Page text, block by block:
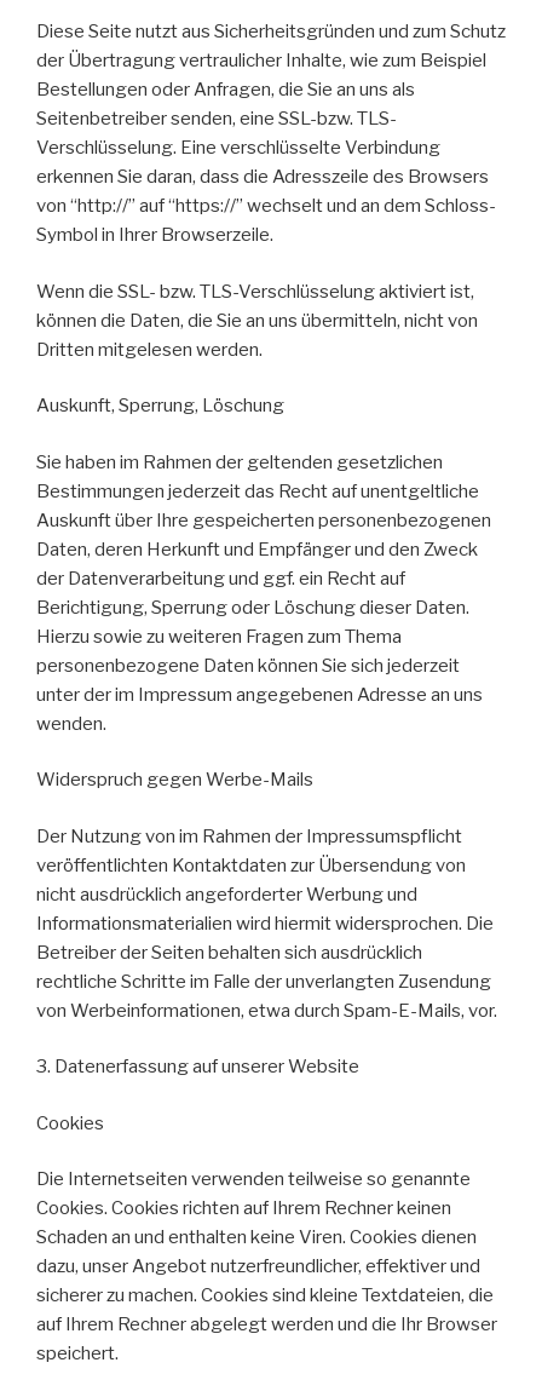
Diese Seite nutzt aus Sicherheitsgründen und zum Schutz
der Übertragung vertraulicher Inhalte, wie zum Beispiel
Bestellungen oder Anfragen, die Sie an uns als
Seitenbetreiber senden, eine SSL-bzw. TLS-
Verschlüsselung. Eine verschlüsselte Verbindung
erkennen Sie daran, dass die Adresszeile des Browsers
von “http://” auf “https://” wechselt und an dem Schloss-
Symbol in Ihrer Browserzeile.
Wenn die SSL- bzw. TLS-Verschlüsselung aktiviert ist,
können die Daten, die Sie an uns übermitteln, nicht von
Dritten mitgelesen werden.
Auskunft, Sperrung, Löschung
Sie haben im Rahmen der geltenden gesetzlichen
Bestimmungen jederzeit das Recht auf unentgeltliche
Auskunft über Ihre gespeicherten personenbezogenen
Daten, deren Herkunft und Empfänger und den Zweck
der Datenverarbeitung und ggf. ein Recht auf
Berichtigung, Sperrung oder Löschung dieser Daten.
Hierzu sowie zu weiteren Fragen zum Thema
personenbezogene Daten können Sie sich jederzeit
unter der im Impressum angegebenen Adresse an uns
wenden.
Widerspruch gegen Werbe-Mails
Der Nutzung von im Rahmen der Impressumspflicht
veröffentlichten Kontaktdaten zur Übersendung von
nicht ausdrücklich angeforderter Werbung und
Informationsmaterialien wird hiermit widersprochen. Die
Betreiber der Seiten behalten sich ausdrücklich
rechtliche Schritte im Falle der unverlangten Zusendung
von Werbeinformationen, etwa durch Spam-E-Mails, vor.
3. Datenerfassung auf unserer Website
Cookies
Die Internetseiten verwenden teilweise so genannte
Cookies. Cookies richten auf Ihrem Rechner keinen
Schaden an und enthalten keine Viren. Cookies dienen
dazu, unser Angebot nutzerfreundlicher, effektiver und
sicherer zu machen. Cookies sind kleine Textdateien, die
auf Ihrem Rechner abgelegt werden und die Ihr Browser
speichert.